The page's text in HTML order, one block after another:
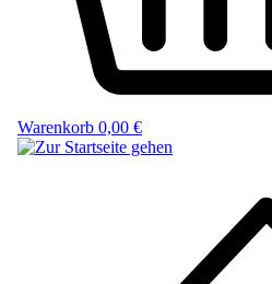
Warenkorb 0,00 €